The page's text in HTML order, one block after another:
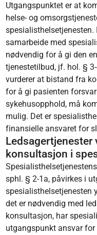
Utgangspunktet er at
helse- og
samarbeide med
nødvendig for å gi den
tjenestetilbud, jf. hol. §
vurderer at bistand fra
for å gi pasienten
sykehusopphold, må
mulig. Det er
finansielle ansvaret for
konsultasjon i
sphl. § 2-1a, påvirkes i
spesialisthelsetjenesten
det er nødvendig med
konsultasjon, har
utgangspunkt ansvar for